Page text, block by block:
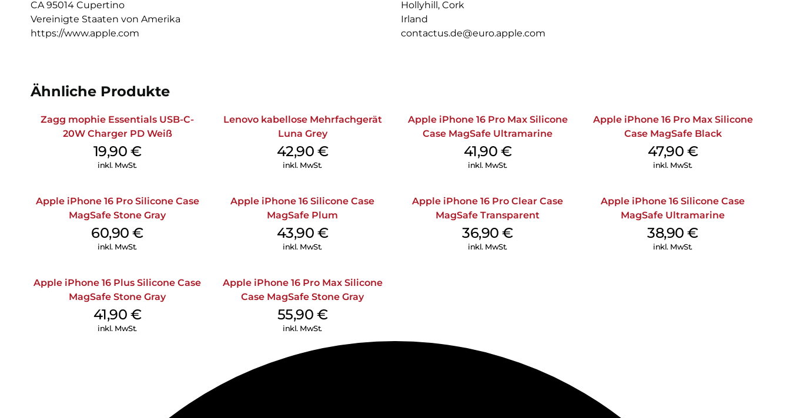
CA 95014 Cupertino
Vereinigte Staaten von Amerika
https://www.apple.com
Hollyhill, Cork
Irland
contactus.de@euro.apple.com
Ähnliche Produkte
Zagg mophie Essentials USB-C-
20W Charger PD Weiß
19,90 €
inkl. MwSt.
Lenovo kabellose Mehrfachgerät
Luna Grey
42,90 €
inkl. MwSt.
Apple iPhone 16 Pro Max Silicone
Case MagSafe Ultramarine
41,90 €
inkl. MwSt.
Apple iPhone 16 Pro Max Silicone
Case MagSafe Black
47,90 €
inkl. MwSt.
Apple iPhone 16 Pro Silicone Case
MagSafe Stone Gray
60,90€
inkl. MwSt.
Apple iPhone 16 Silicone Case
MagSafe Plum
43,90 €
inkl. MwSt.
Apple iPhone 16 Pro Clear Case
MagSafe Transparent
36,90€
inkl. MwSt.
Apple iPhone 16 Silicone Case
MagSafe Ultramarine
38,90€
inkl. MwSt.
Apple iPhone 16 Plus Silicone Case
MagSafe Stone Gray
41,90 €
inkl. MwSt.
Apple iPhone 16 Pro Max Silicone
Case MagSafe Stone Gray
55,90 €
inkl. MwSt.